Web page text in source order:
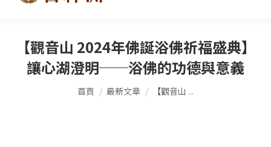
【觀音山 2024年佛誕浴佛祈福盛典】
讓心湖澄明──浴佛的功德與意義
您在這裡：
首頁 最新文章 【觀音山 ...